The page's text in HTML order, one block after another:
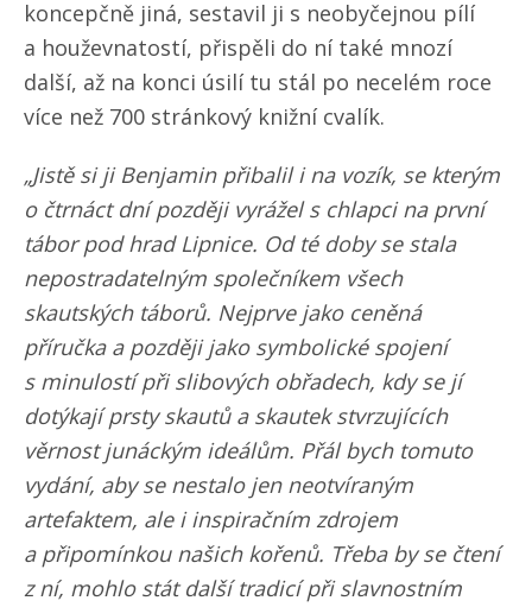
koncepčně jiná, sestavil ji s neobyčejnou pílí
a houževnatostí, přispěli do ní také mnozí
další, až na konci úsilí tu stál po necelém roce
více než 700 stránkový knižní cvalík.
„Jistě si ji Benjamin přibalil i na vozík, se kterým
o čtrnáct dní později vyrážel s chlapci na první
tábor pod hrad Lipnice. Od té doby se stala
nepostradatelným společníkem všech
skautských táborů. Nejprve jako ceněná
příručka a později jako symbolické spojení
s minulostí při slibových obřadech, kdy se jí
dotýkají prsty skautů a skautek stvrzujících
věrnost junáckým ideálům. Přál bych tomuto
vydání, aby se nestalo jen neotvíraným
artefaktem, ale i inspiračním zdrojem
a připomínkou našich kořenů. Třeba by se čtení
z ní, mohlo stát další tradicí při slavnostním